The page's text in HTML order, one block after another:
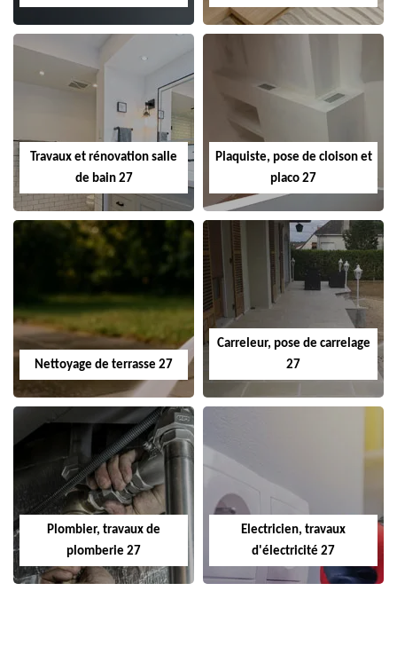
Travaux et rénovation salle
de bain 27
Plaquiste, pose de cloison et
placo 27
Nettoyage de terrasse 27
Carreleur, pose de carrelage
27
Plombier, travaux de
plomberie 27
Electricien, travaux
d'électricité 27